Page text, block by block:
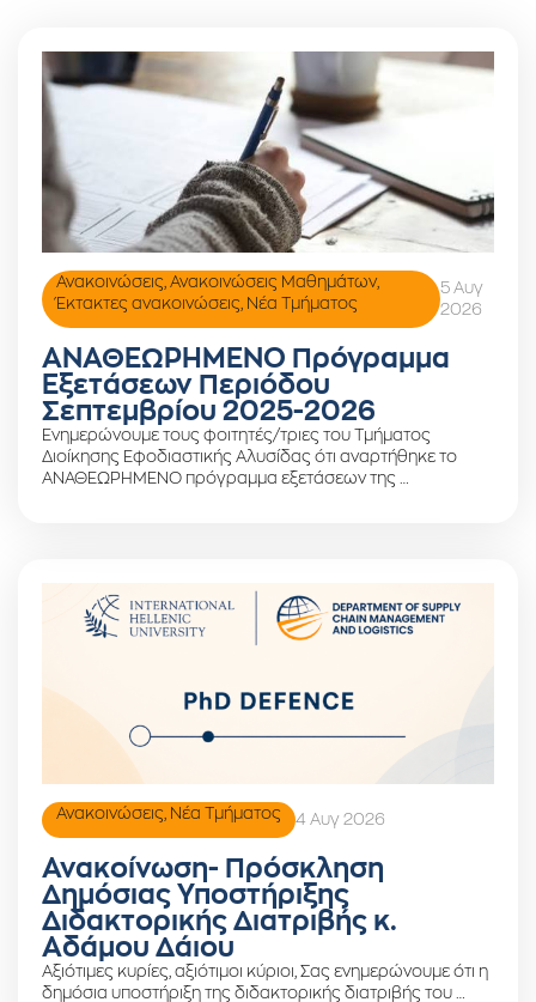
Ανακοινώσεις Ανακοινώσεις Μαθημάτων,
Έκτακτες ανακοινώσεις
Νέα Τμήματος
5 Αυγ
2026
ΑΝΑΘΕΩΡΗΜΕΝΟ Πρόγραμμα
Εξετάσεων Περιόδου
Σεπτεμβρίου 2025-2026
Ενημερώνουμε τους φοιτητές/τριες του Τμήματος
Διοίκησης Εφοδιαστικής Αλυσίδας ότι αναρτήθηκε το
ΑΝΑΘΕΩΡΗΜΕΝΟ πρόγραμμα εξετάσεων της …
Ανακοινώσεις Νέα Τμήματος 4 Αυγ 2026
Ανακοίνωση- Πρόσκληση
Δημόσιας Υποστήριξης
Διδακτορικής Διατριβής κ.
Αδάμου Δάιου
Αξιότιμες κυρίες, αξιότιμοι κύριοι, Σας ενημερώνουμε ότι η
δημόσια υποστήριξη της διδακτορικής διατριβής του …